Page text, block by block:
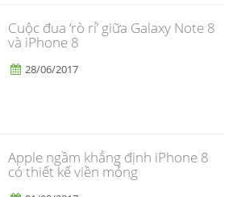
​Cuộc đua ‘rò rỉ’ giữa Galaxy Note 8
và iPhone 8
28/06/2017
Apple ngầm khẳng định iPhone 8
có thiết kế viền mỏng